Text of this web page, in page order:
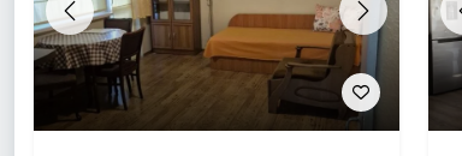
Previous Next